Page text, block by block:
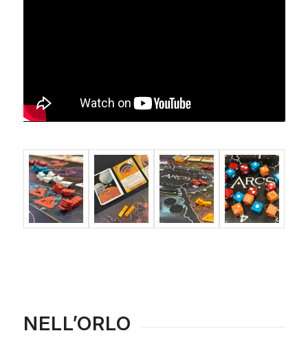
NELL’ORLO